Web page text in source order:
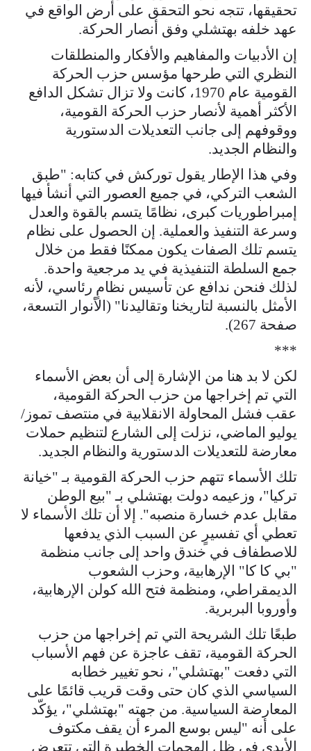
تحقيقها، تتجه نحو التحقق على أرض الواقع في
عهد خلفه بهتشلي وفق أنصار الحركة.
إن الأدبيات والمفاهيم والأفكار والمنطلقات
النظري التي طرحها مؤسس حزب الحركة
القومية عام 1970، كانت ولا تزال تشكل الدافع
الأكثر أهمية لأنصار حزب الحركة القومية،
ووقوفهم إلى جانب التعديلات الدستورية
والنظام الجديد.
وفي هذا الإطار يقول توركش في كتابه: "طبق
الشعب التركي، في جميع العصور التي أنشأ فيها
إمبراطوريات كبرى، نظامًا يتسم بالقوة والعدل
وسرعة التنفيذ والعملية. إن الحصول على نظام
يتسم تلك الصفات يكون ممكنًا فقط من خلال
جمع السلطة التنفيذية في يد مرجعية واحدة.
لذلك فنحن ندافع عن تأسيس نظامٍ رئاسي، لأنه
الأمثل بالنسبة لتاريخنا وتقاليدنا" (الأنوار التسعة،
صفحة 267).
***
لكن لا بد هنا من الإشارة إلى أن بعض الأسماء
التي تم إخراجها من حزب الحركة القومية،
عقب فشل المحاولة الانقلابية في منتصف تموز/
يوليو الماضي، نزلت إلى الشارع لتنظيم حملات
معارضة للتعديلات الدستورية والنظام الجديد.
تلك الأسماء تتهم حزب الحركة القومية بـ "خيانة
تركيا"، وزعيمه دولت بهتشلي بـ "بيع الوطن
مقابل عدم خسارة منصبه". إلا أن تلك الأسماء لا
تعطي أي تفسيرٍ عن السبب الذي يدفعها
للاصطفاف في خندق واحد إلى جانب منظمة
"بي كا كا" الإرهابية، وحزب الشعوب
الديمقراطي، ومنظمة فتح الله كولن الإرهابية،
وأوروبا البربرية.
طبعًا تلك الشريحة التي تم إخراجها من حزب
الحركة القومية، تقف عاجزة عن فهم الأسباب
التي دفعت "بهتشلي"، نحو تغيير خطابه
السياسي الذي كان حتى وقت قريب قائمًا على
المعارضة السياسية. من جهته "بهتشلي"، يؤكّد
على أنه "ليس بوسع المرء أن يقف مكتوف
الأيدي في ظل الهجمات الخطيرة التي تتعرض